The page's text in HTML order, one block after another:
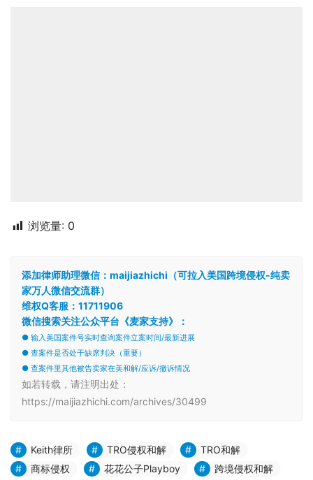
浏览量: 0
添加律师助理微信：maijiazhichi（可拉入美国跨境侵权-纯卖
家万人微信交流群）
维权Q客服：11711906
微信搜索关注公众平台《麦家支持》：
● 输入美国案件号实时查询案件立案时间/最新进展
● 查案件是否处于缺席判决（重要）
● 查案件里其他被告卖家在美和解/应诉/撤诉情况
如若转载，请注明出处：
https://maijiazhichi.com/archives/30499
Keith律所 TRO侵权和解
TRO和解
商标侵权
花花公子Playboy
跨境侵权和解